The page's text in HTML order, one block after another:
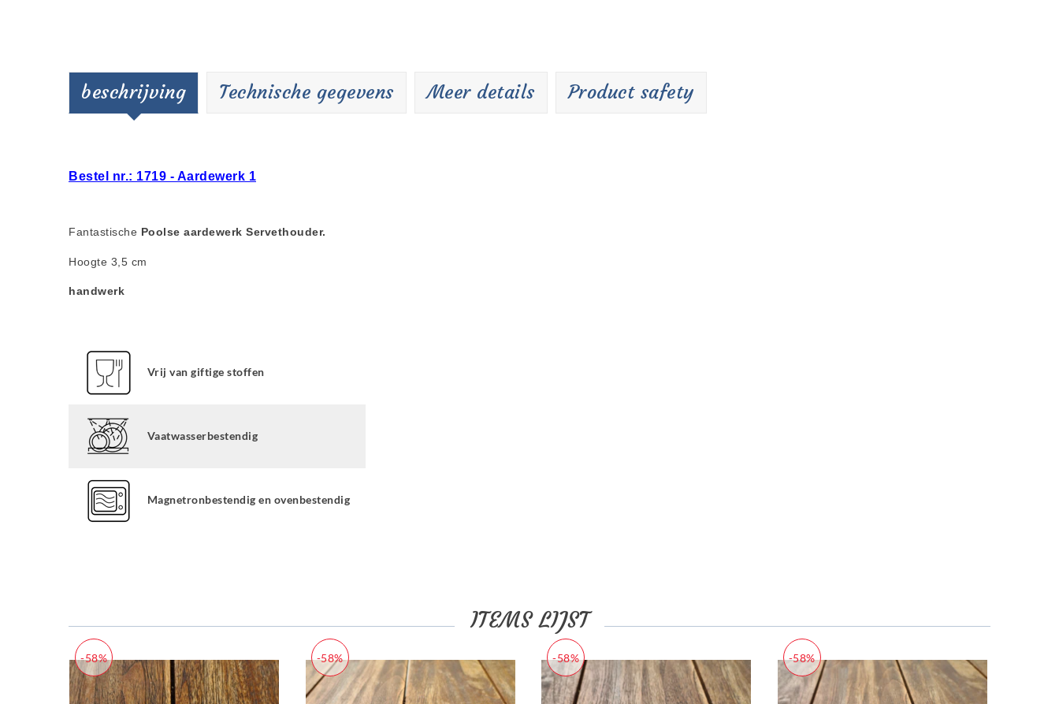
beschrijving Technische gegevens Meer details Product safety
Bestel nr.: 1719 - Aardewerk 1
Fantastische Poolse aardewerk Servethouder.
Hoogte 3,5 cm
handwerk
Vrij van giftige stoffen
Vaatwasserbestendig
Magnetronbestendig en ovenbestendig
ITEMS LIJST
-58% -58% -58% -58%